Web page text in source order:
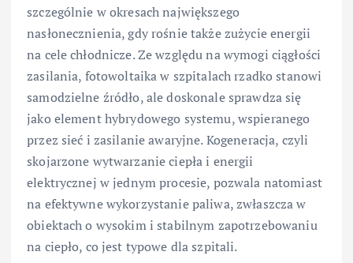
szczególnie w okresach największego
nasłonecznienia, gdy rośnie także zużycie energii
na cele chłodnicze. Ze względu na wymogi ciągłości
zasilania, fotowoltaika w szpitalach rzadko stanowi
samodzielne źródło, ale doskonale sprawdza się
jako element hybrydowego systemu, wspieranego
przez sieć i zasilanie awaryjne. Kogeneracja, czyli
skojarzone wytwarzanie ciepła i energii
elektrycznej w jednym procesie, pozwala natomiast
na efektywne wykorzystanie paliwa, zwłaszcza w
obiektach o wysokim i stabilnym zapotrzebowaniu
na ciepło, co jest typowe dla szpitali.